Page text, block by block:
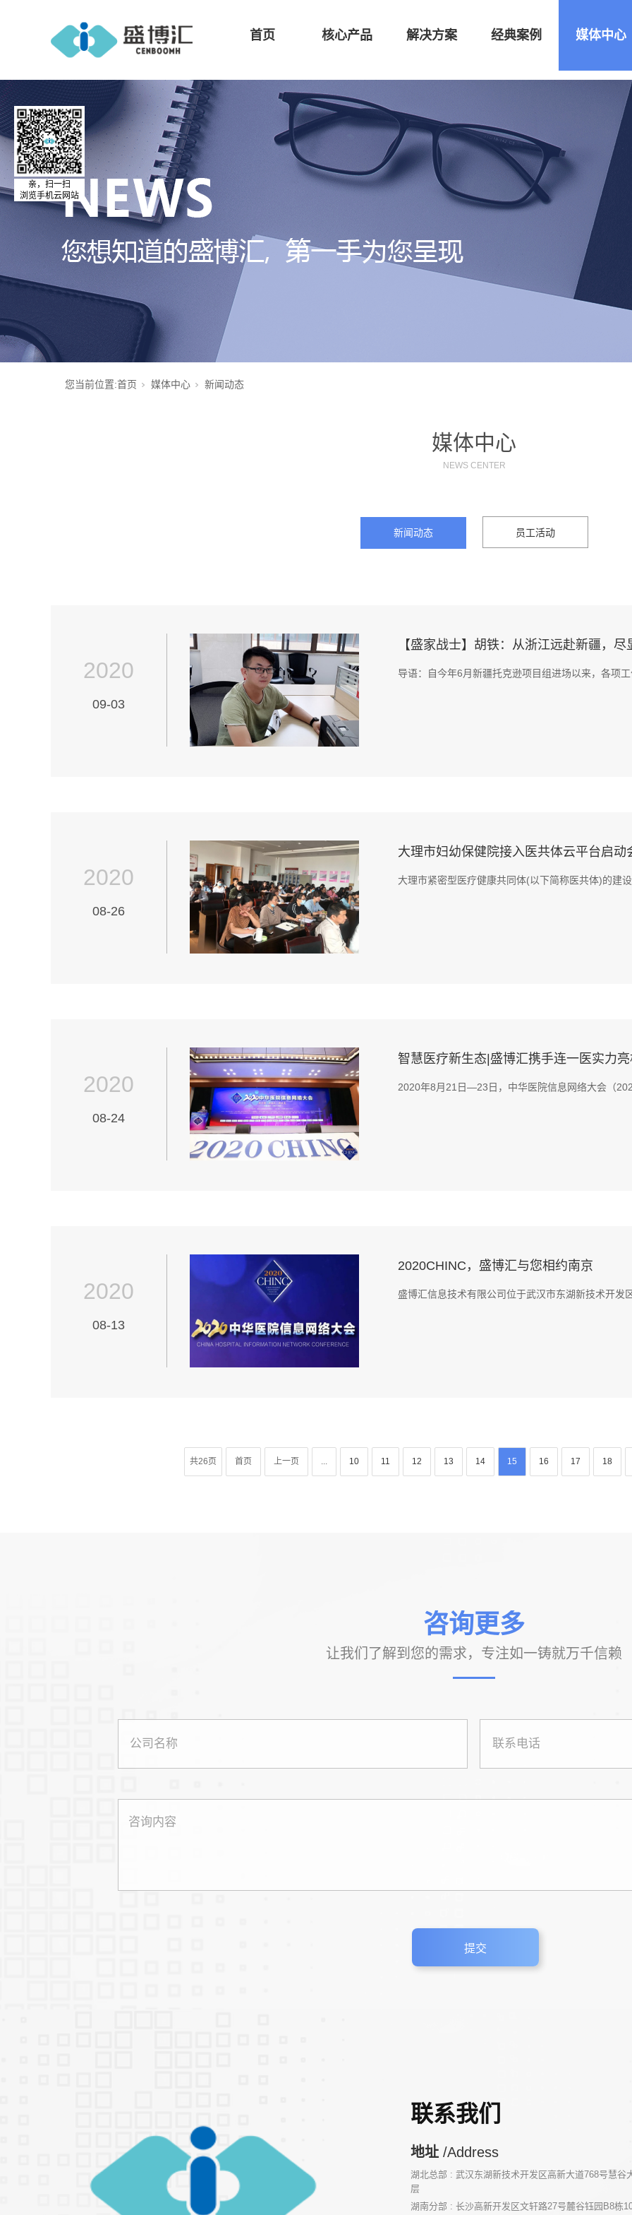
首页 核心产品 解决方案 经典案例 媒体中心
您当前位置:首页 媒体中心 新闻动态
媒体中心
NEWS CENTER
新闻动态 员工活动
2020
09-03
【盛家战士】胡铁：从浙江远赴新疆，尽
导语：自今年6月新疆托克逊项目组进场以来，各项工
2020
08-26
大理市妇幼保健院接入医共体云平台启动
大理市紧密型医疗健康共同体(以下简称医共体)的建设
2020
08-24
智慧医疗新生态|盛博汇携手连一医实力
2020年8月21日—23日，中华医院信息网络大会（
2020
08-13
2020CHINC，盛博汇与您相约南京
盛博汇信息技术有限公司位于武汉市东湖新技术开发
共26页 首页 上一页 ... 10 11 12 13 14 15 16 17 18
咨询更多
让我们了解到您的需求，专注如一铸就万千信赖
联系我们
地址 /Address
湖北总部 : 武汉东湖新技术开发区高新大道768号慧谷
层
湖南分部 : 长沙高新开发区文轩路27号麓谷钰园B8栋
亲，扫一扫
浏览手机云网站